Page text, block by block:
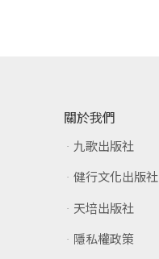
關於我們
九歌出版社
健行文化出版社
天培出版社
隱私權政策